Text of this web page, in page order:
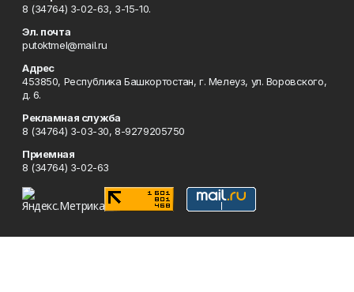
8 (34764) 3-02-63, 3-15-10.
Эл. почта
putoktmel@mail.ru
Адрес
453850, Республика Башкортостан, г. Мелеуз, ул. Воровского,
д. 6.
Рекламная служба
8 (34764) 3-03-30, 8-9279205750
Приемная
8 (34764) 3-02-63